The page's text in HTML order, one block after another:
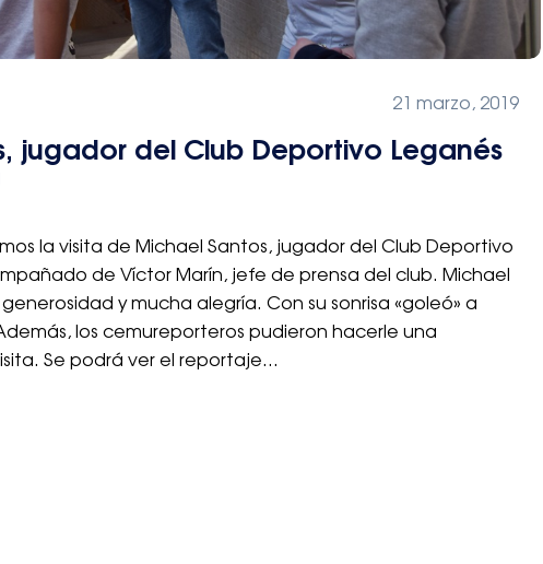
21 marzo, 2019
jugador del Club Deportivo Leganés
la visita de Michael Santos, jugador del Club Deportivo
de Víctor Marín, jefe de prensa del club. Michael
y mucha alegría. Con su sonrisa «goleó» a
los cemureporteros pudieron hacerle una
Se podrá ver el reportaje…